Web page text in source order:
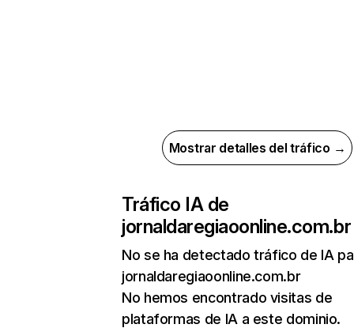
Mostrar detalles del tráfico →
Tráfico IA de
jornaldaregiaoonline.com.br
No se ha detectado tráfico de IA
jornaldaregiaoonline.com.br
No hemos encontrado visitas de
plataformas de IA a este dominio.